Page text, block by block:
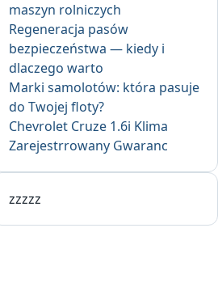
maszyn rolniczych
Regeneracja pasów
bezpieczeństwa — kiedy i
dlaczego warto
Marki samolotów: która pasuje
do Twojej floty?
Chevrolet Cruze 1.6i Klima
Zarejestrrowany Gwaranc
zzzzz